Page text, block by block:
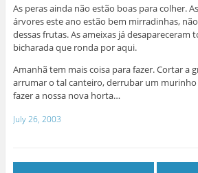
As peras ainda não estão boas para colher.
árvores este ano estão bem mirradinhas,
dessas frutas. As ameixas já desapareceram
bicharada que ronda por aqui.
Amanhã tem mais coisa para fazer. Cortar a
arrumar o tal canteiro, derrubar um
fazer a nossa nova horta…
July 26, 2003